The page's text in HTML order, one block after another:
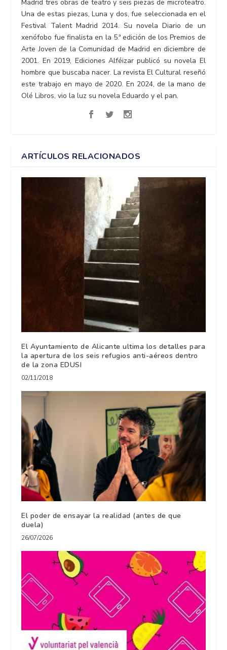
Madrid tres obras de teatro y seis piezas de microteatro.
Una de estas piezas, Luna y dos, fue seleccionada en el
Festival Talent Madrid 2014. Su novela Diario de un
xenófobo fue finalista en la 5.ª edición de los Premios de
Arte Joven de la Comunidad de Madrid en diciembre de
2001. En 2019, Ediciones Alféizar publicó su novela El
hombre que buscaba nacer. La revista El Cultural reseñó
este trabajo en mayo de 2020. En 2024, de la mano de
Olé Libros, vio la luz su novela Eduardo y el pan.
ARTÍCULOS RELACIONADOS
El Ayuntamiento de Alicante ultima los detalles para
la apertura de los seis refugios anti-aéreos dentro
de la zona EDUSI
02/11/2018
El poder de ensayar la realidad (antes de que
duela)
26/07/2026